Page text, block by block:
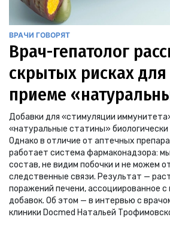
ВРАЧИ ГОВОРЯТ
Врач-гепатолог
скрытых рисках
приеме
Добавки для «стимуляции
«натуральные статины»
Однако в отличие от аптечных
работает система фармаконадзора:
состав, не видим побочки и не можем
следственные связи. Результат —
поражений печени, ассоциированное
добавок. Об этом — в интервью с
клиники Docmed Натальей